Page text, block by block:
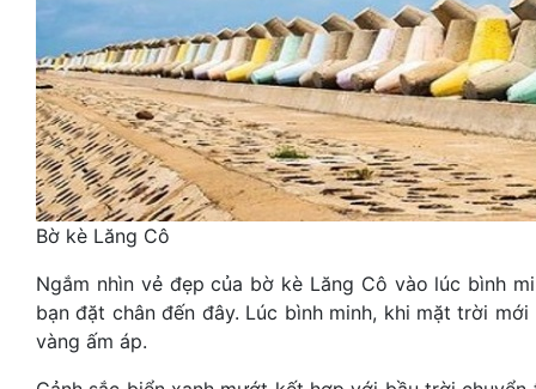
Bờ kè Lăng Cô
Ngắm nhìn vẻ đẹp của bờ kè Lăng Cô vào lúc bình
bạn đặt chân đến đây. Lúc bình minh, khi mặt trời
vàng ấm áp.